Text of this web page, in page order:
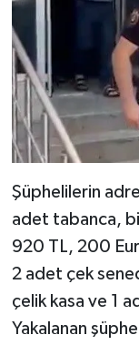
Şüphelilerin
adet tabanca,
920 TL, 200
2 adet çek
çelik kasa ve 1
Yakalanan